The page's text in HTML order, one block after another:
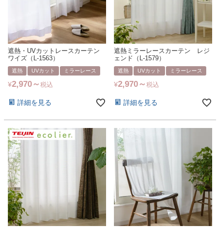
遮熱・UVカットレースカーテン
ワイズ（L-1563）
遮熱 UVカット ミラーレース
¥2,970 税込
詳細を見る
遮熱ミラーレースカーテン レジ
ェンド（L-1579）
遮熱 UVカット ミラーレース
¥2,970 税込
詳細を見る